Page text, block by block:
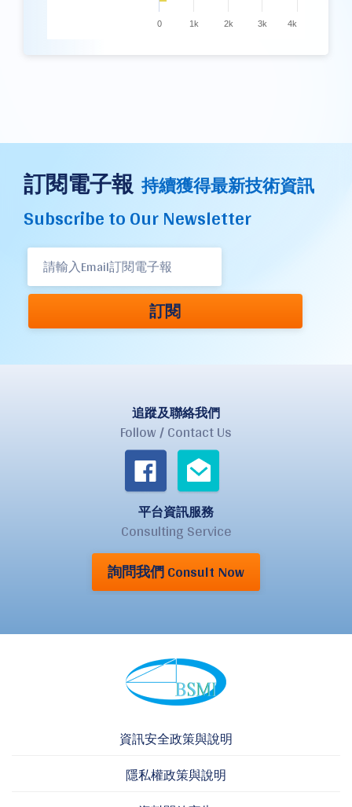
0 1k 2k 3k 4k
訂閱電子報 持續獲得最新技術資訊
Subscribe to Our Newsletter
訂閱
追蹤及聯絡我們
Follow / Contact Us
平台資訊服務
Consulting Service
詢問我們 Consult Now
資訊安全政策與說明
隱私權政策與說明